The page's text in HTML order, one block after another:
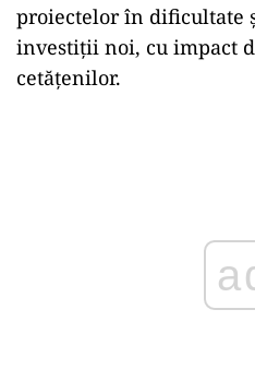
proiectelor în dificultate
investiții noi, cu impact
cetățenilor.